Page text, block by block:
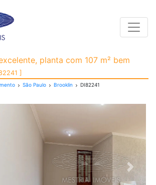
para
planta com 107 m² bem
]
São Paulo Brooklin DI82241
Next